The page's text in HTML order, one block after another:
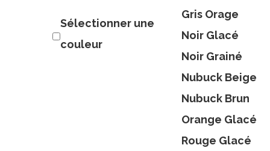
Sélectionner une
couleur
Gris Orage
Noir Glacé
Noir Grainé
Nubuck Beige
Nubuck Brun
Orange Glacé
Rouge Glacé